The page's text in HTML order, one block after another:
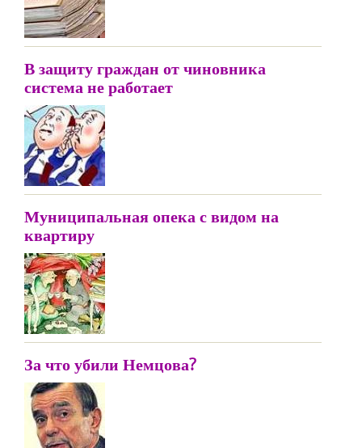
В защиту граждан от чиновника
система не работает
Муниципальная опека с видом на
квартиру
За что убили Немцова?